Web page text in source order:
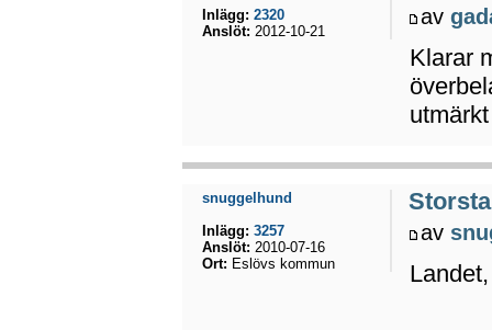
av
Klarar
Inlägg: 2320
Anslöt: 2012-10-21
av
snuggelhund
Inlägg: 3257
Anslöt: 2010-07-16
Ort: Eslövs kommun